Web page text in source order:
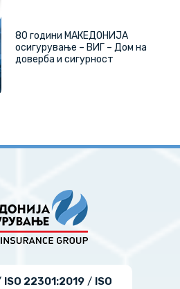
80 години МАКЕДОНИЈА
осигурување – ВИГ – Дом на
доверба и сигурност
ISO 22301:2019/ ISO